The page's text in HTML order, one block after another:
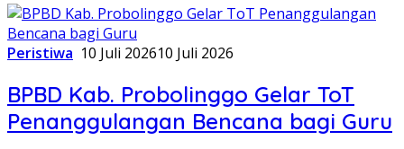
Peristiwa 10 Juli 202610 Juli 2026
BPBD Kab. Probolinggo Gelar ToT
Penanggulangan Bencana bagi Guru